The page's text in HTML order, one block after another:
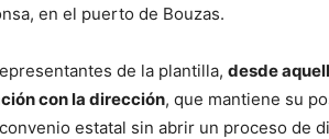
en el puerto de Bouzas.
de la plantilla, desde
con la dirección, que mantiene su
estatal sin abrir un proceso de